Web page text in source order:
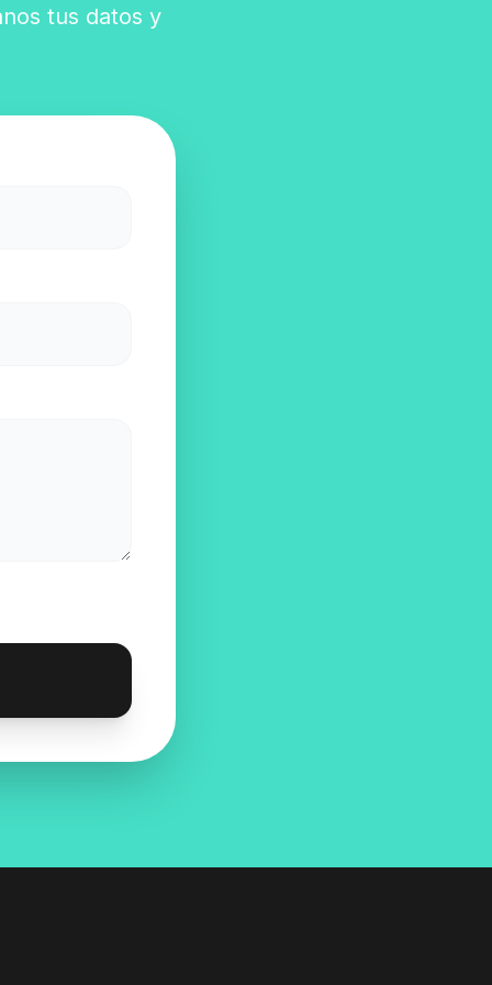
tus datos y